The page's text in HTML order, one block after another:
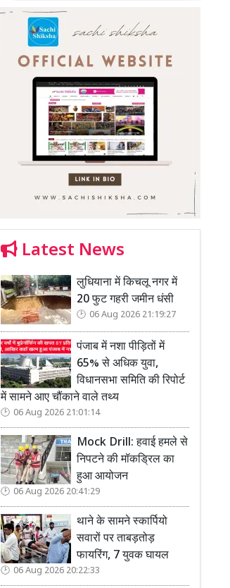
Latest News
लुधियाना में किचलू नगर में
20 फुट गहरी जमीन धंसी
06 Aug 2026 21:19:27
पंजाब में नशा पीड़ितों में
65% से अधिक युवा,
विधानसभा समिति की रिपोर्ट
में सामने आए चौंकाने वाले तथ्य
06 Aug 2026 21:01:14
Mock Drill: हवाई हमले से
निपटने की मॉकड्रिल का
हुआ आयोजन
06 Aug 2026 20:41:29
थाने के सामने स्कार्पियो
सवारों पर ताबड़तोड़
फायरिंग, 7 युवक घायल
06 Aug 2026 20:22:33